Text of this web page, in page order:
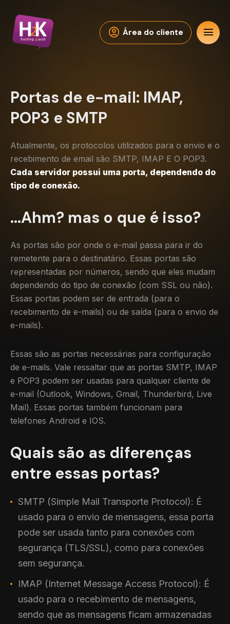
account_circle Área do cliente menu
Portas de e-mail: IMAP,
POP3 e SMTP
Atualmente, os protocolos utilizados para o envio e o
recebimento de email são SMTP, IMAP E O POP3.
Cada servidor possui uma porta, dependendo do
tipo de conexão.
…Ahm? mas o que é isso?
As portas são por onde o e-mail passa para ir do
remetente para o destinatário. Essas portas são
representadas por números, sendo que eles mudam
dependendo do tipo de conexão (com SSL ou não).
Essas portas podem ser de entrada (para o
recebimento de e-mails) ou de saída (para o envio de
e-mails).
Essas são as portas necessárias para configuração
de e-mails. Vale ressaltar que as portas SMTP, IMAP
e POP3 podem ser usadas para qualquer cliente de
e-mail (Outlook, Windows, Gmail, Thunderbird, Live
Mail). Essas portas também funcionam para
telefones Android e IOS.
Quais são as diferenças
entre essas portas?
SMTP (Simple Mail Transporte Protocol): É
usado para o envio de mensagens, essa porta
pode ser usada tanto para conexões com
segurança (TLS/SSL), como para conexões
sem segurança.
IMAP (Internet Message Access Protocol): É
usado para o recebimento de mensagens,
sendo que as mensagens ficam armazenadas